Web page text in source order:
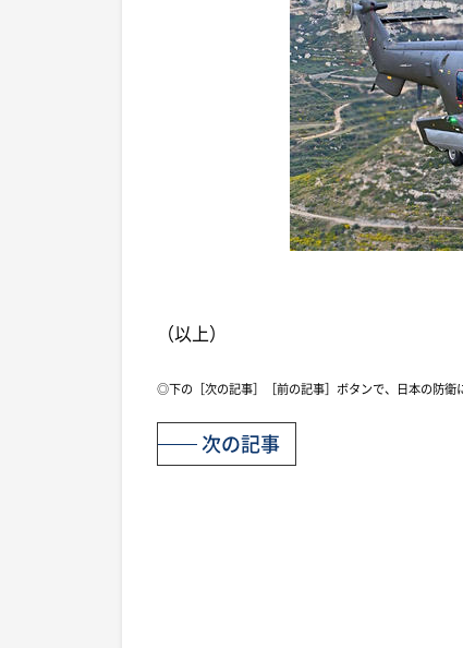
（以上）
◎下の［次の記事］［前の記事］ボタンで、日本の防衛
次の記事